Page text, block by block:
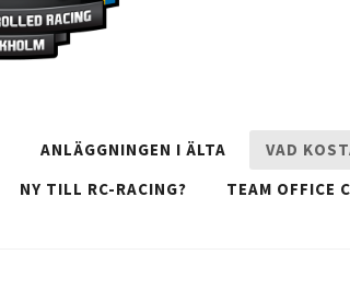
ANLÄGGNINGEN I ÄLTA VAD
NY TILL RC-RACING? TEAM OFFICE